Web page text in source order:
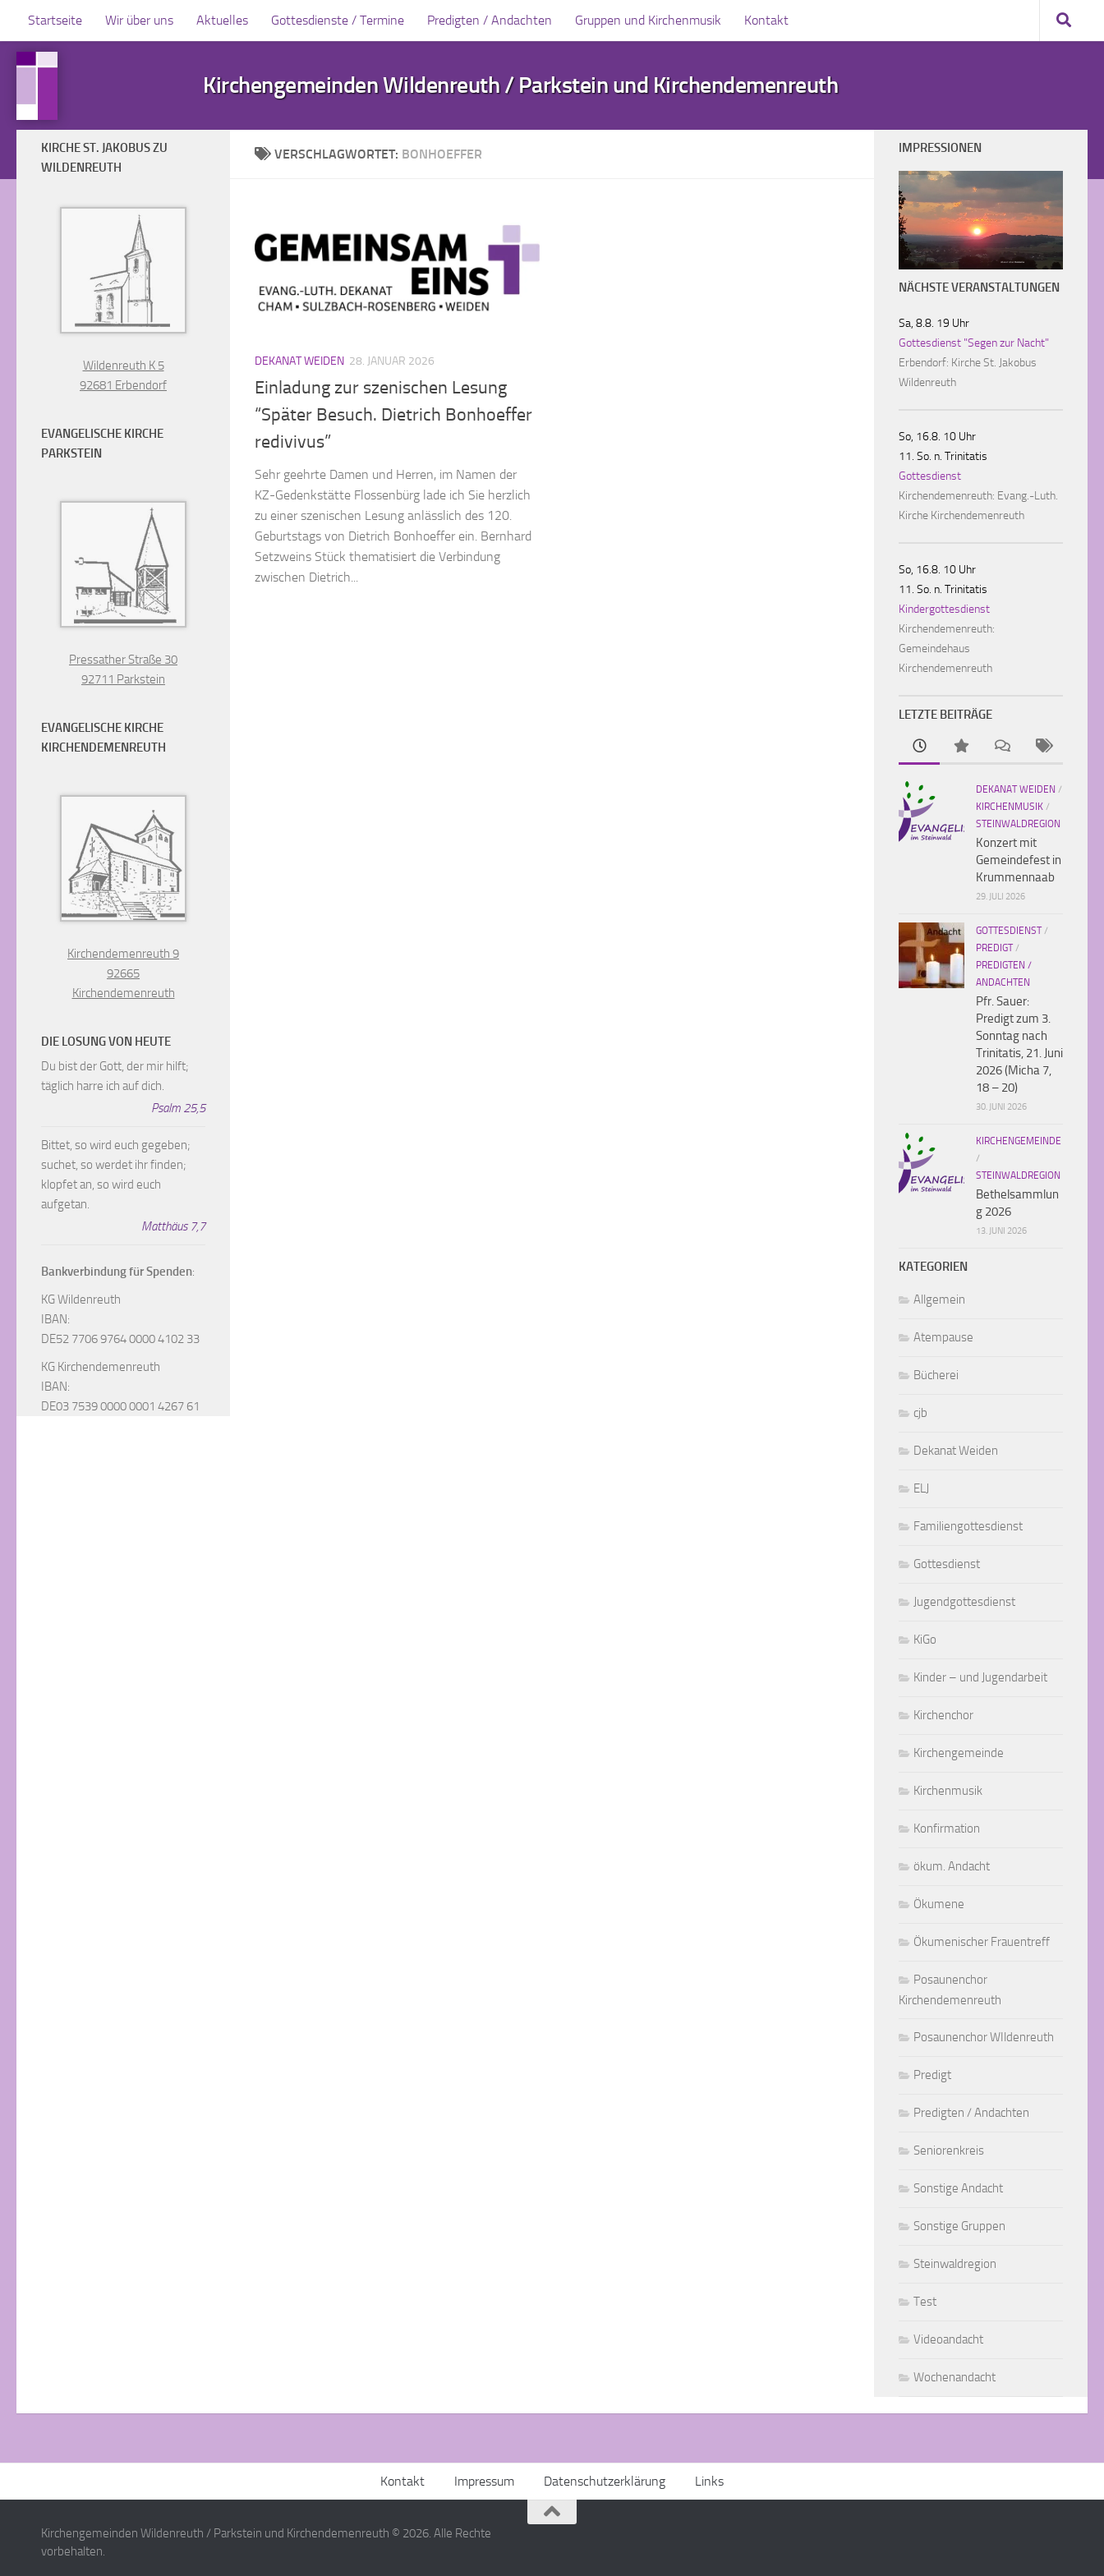
Zum Inhalt springen
Startseite Wir über uns Aktuelles Gottesdienste / Termine Predigten / Andachten Gruppen und Kirchenmusik Kontakt
Kirchengemeinden Wildenreuth / Parkstein und Kirchendemenreuth
VERSCHLAGWORTET: BONHOEFFER
DEKANAT WEIDEN 28. JANUAR 2026
Einladung zur szenischen Lesung
“Später Besuch. Dietrich Bonhoeffer
redivivus”
Sehr geehrte Damen und Herren, im Namen der
KZ-Gedenkstätte Flossenbürg lade ich Sie herzlich
zu einer szenischen Lesung anlässlich des 120.
Geburtstags von Dietrich Bonhoeffer ein. Bernhard
Setzweins Stück thematisiert die Verbindung
zwischen Dietrich...
KIRCHE ST. JAKOBUS ZU
WILDENREUTH
Wildenreuth K 5
92681 Erbendorf
EVANGELISCHE KIRCHE
PARKSTEIN
Pressather Straße 30
92711 Parkstein
EVANGELISCHE KIRCHE
KIRCHENDEMENREUTH
Kirchendemenreuth 9
92665
Kirchendemenreuth
DIE LOSUNG VON HEUTE
Du bist der Gott, der mir hilft;
täglich harre ich auf dich.
Psalm 25,5
Bittet, so wird euch gegeben;
suchet, so werdet ihr finden;
klopfet an, so wird euch
aufgetan.
Matthäus 7,7
Bankverbindung für Spenden:
KG Wildenreuth
IBAN:
DE52 7706 9764 0000 4102 33
KG Kirchendemenreuth
IBAN:
DE03 7539 0000 0001 4267 61
IMPRESSIONEN
Abend über Hammerles
NÄCHSTE VERANSTALTUNGEN
Sa, 8.8. 19 Uhr
Gottesdienst "Segen zur Nacht"
Erbendorf: Kirche St. Jakobus
Wildenreuth
So, 16.8. 10 Uhr
11. So. n. Trinitatis
Gottesdienst
Kirchendemenreuth: Evang.-Luth.
Kirche Kirchendemenreuth
So, 16.8. 10 Uhr
11. So. n. Trinitatis
Kindergottesdienst
Kirchendemenreuth:
Gemeindehaus
Kirchendemenreuth
LETZTE BEITRÄGE
DEKANAT WEIDEN /
KIRCHENMUSIK /
STEINWALDREGION
Konzert mit
Gemeindefest in
Krummennaab
29. JULI 2026
GOTTESDIENST/
PREDIGT/
PREDIGTEN /
ANDACHTEN
Pfr. Sauer:
Predigt zum 3.
Sonntag nach
Trinitatis, 21. Juni
2026 (Micha 7,
18 – 20)
30. JUNI 2026
KIRCHENGEMEINDE
/
STEINWALDREGION
Bethelsammlun
g 2026
13. JUNI 2026
KATEGORIEN
Allgemein
Atempause
Bücherei
cjb
Dekanat Weiden
ELJ
Familiengottesdienst
Gottesdienst
Jugendgottesdienst
KiGo
Kinder – und Jugendarbeit
Kirchenchor
Kirchengemeinde
Kirchenmusik
Konfirmation
ökum. Andacht
Ökumene
Ökumenischer Frauentreff
Posaunenchor
Kirchendemenreuth
Posaunenchor WIldenreuth
Predigt
Predigten / Andachten
Seniorenkreis
Sonstige Andacht
Sonstige Gruppen
Steinwaldregion
Test
Videoandacht
Wochenandacht
Kontakt Impressum Datenschutzerklärung Links
Kirchengemeinden Wildenreuth / Parkstein und Kirchendemenreuth © 2026. Alle Rechte
vorbehalten.